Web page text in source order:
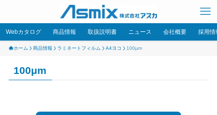
Webカタログ 商品情報 取扱説明書 ニュース 会社概要 採用情
ホーム 商品情報 ラミネートフィルム A4ヨコ 100μm
100μm